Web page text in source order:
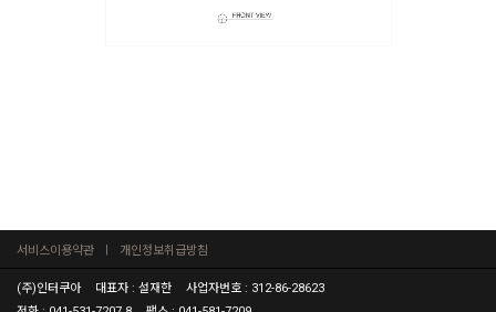
서비스이용약관 개인정보취급방침
(주)인터쿠아 대표자 : 설재한
사업자번호 : 312-86-28623